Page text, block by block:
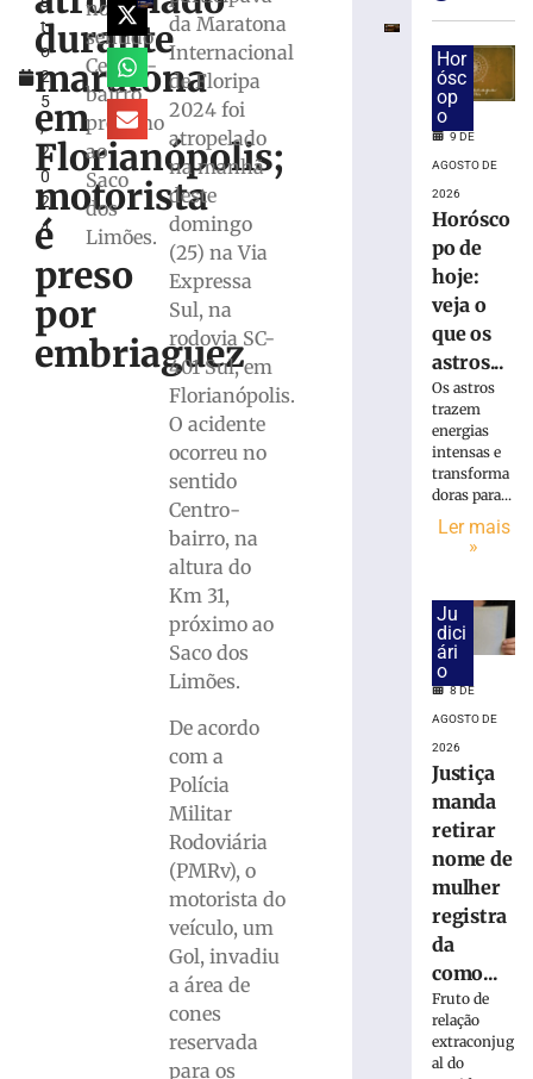
t
o
2
5
,
2
0
2
4
durante
maratona
em
Florianópolis;
motorista
é
preso
por
embriaguez
no
sentido
Centro-
bairro,
próximo
ao
Saco
dos
Limões.
da Maratona
Internacional
de Floripa
2024 foi
atropelado
na manhã
deste
domingo
(25) na Via
Expressa
Sul, na
rodovia SC-
401 Sul, em
Florianópolis.
O acidente
ocorreu no
sentido
Centro-
bairro, na
altura do
Km 31,
próximo ao
Saco dos
Limões.
De acordo
com a
Polícia
Militar
Rodoviária
(PMRv), o
motorista do
veículo, um
Gol, invadiu
a área de
cones
reservada
para os
exige
transferências
bancárias
carro
apresentar
problemas
Homem
tropeça
atropelado
Homem
Hor
ósc
op
o
9 DE
AGOSTO DE
2026
Horósco
po de
hoje:
veja o
que os
astros...
Os astros
trazem
energias
intensas e
transforma
doras para...
Ler mais
»
Ju
dici
ári
o
8 DE
AGOSTO DE
2026
Justiça
manda
retirar
nome de
mulher
registra
da
como...
Fruto de
relação
extraconjug
al do